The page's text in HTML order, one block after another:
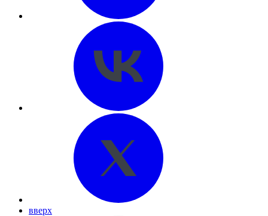
вверх